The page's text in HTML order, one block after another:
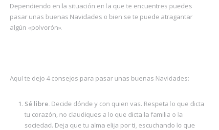
Dependiendo en la situación en la que te encuentres puedes
pasar unas buenas Navidades o bien se te puede atragantar
algún «polvorón».
Aquí te dejo 4 consejos para pasar unas buenas Navidades:
Sé libre. Decide dónde y con quien vas. Respeta lo que dicta
tu corazón, no claudiques a lo que dicta la familia o la
sociedad. Deja que tu alma elija por ti, escuchando lo que